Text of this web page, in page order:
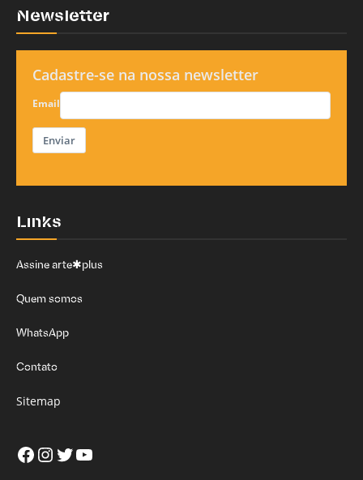
Newsletter
Cadastre-se na nossa newsletter
Email
Enviar
Links
Assine arte✱plus
Quem somos
WhatsApp
Contato
Sitemap
Facebook
Instagram
Twitter
Youtube